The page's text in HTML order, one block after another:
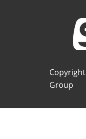
Copyright
Group